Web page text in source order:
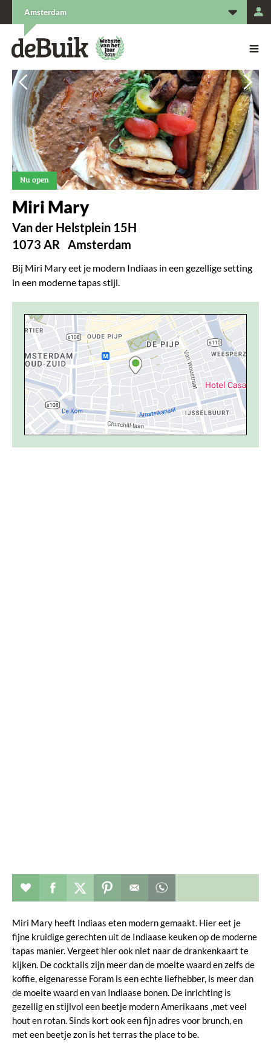
Vorige
Vorige
Nu open
Miri Mary
Van der Helstplein 15H
1073 AR
Amsterdam
Bij Miri Mary eet je modern Indiaas in een gezellige setting
in een moderne tapas stijl.
Restaurant toevoegen aan favorieten
Deel dit op facebook
Deel dit op twitter
Deel dit op pinterest
Miri Mary heeft Indiaas eten modern gemaakt. Hier eet je
fijne kruidige gerechten uit de Indiaase keuken op de moderne
tapas manier. Vergeet hier ook niet naar de drankenkaart te
kijken. De cocktails zijn meer dan de moeite waard en zelfs de
koffie, eigenaresse Foram is een echte liefhebber, is meer dan
de moeite waard en van Indiaase bonen. De inrichting is
gezellig en stijlvol een beetje modern Amerikaans ,met veel
hout en rotan. Sinds kort ook een fijn adres voor brunch, en
met een beetje zon is het terras the place to be.
Amsterdam
De Buik van {city: city}
De Buik